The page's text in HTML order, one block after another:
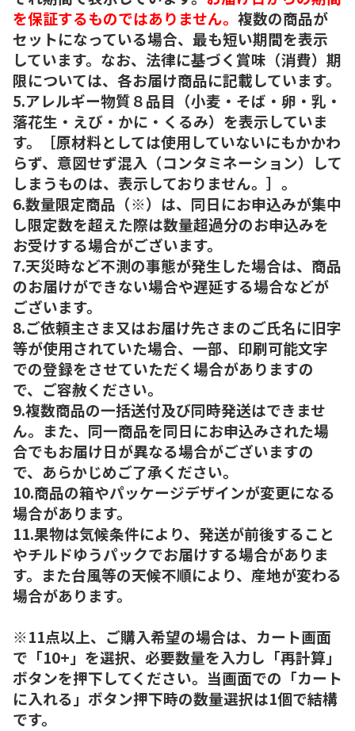
を保証するものではありません。 複数の商品が
セットになっている場合、最も短い期間を表示
しています。なお、法律に基づく賞味（消費）期
限については、各お届け商品に記載しています。
5.アレルギー物質８品目（小麦・そば・卵・乳・
落花生・えび・かに・くるみ）を表示していま
す。［原材料としては使用していないにもかかわ
らず、意図せず混入（コンタミネーション）して
しまうものは、表示しておりません。］。
6.数量限定商品（※）は、同日にお申込みが集中
し限定数を超えた際は数量超過分のお申込みを
お受けする場合がございます。
7.天災時など不測の事態が発生した場合は、商品
のお届けができない場合や遅延する場合などが
ございます。
8.ご依頼主さま又はお届け先さまのご氏名に旧字
等が使用されていた場合、一部、印刷可能文字
での登録をさせていただく場合がありますの
で、ご容赦ください。
9.複数商品の一括送付及び同時発送はできませ
ん。また、同一商品を同日にお申込みされた場
合でもお届け日が異なる場合がございますの
で、あらかじめご了承ください。
10.商品の箱やパッケージデザインが変更になる
場合があります。
11.果物は気候条件により、発送が前後すること
やチルドゆうパックでお届けする場合がありま
す。また台風等の天候不順により、産地が変わる
場合があります。
※11点以上、ご購入希望の場合は、カート画面
で「10+」を選択、必要数量を入力し「再計算」
ボタンを押下してください。当画面での「カート
に入れる」ボタン押下時の数量選択は1個で結構
です。